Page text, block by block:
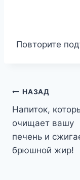
Повторите
Навигация
по
записям
НАЗАД
Напиток,
очищает вашу
печень и
брюшной жир!